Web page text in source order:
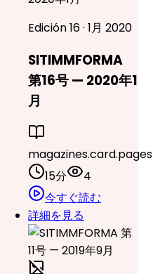
Edición 16 · 1月 2020
SITIMMFORMA
第16号 — 2020年1
月
magazines.card.pages
15分
4
今すぐ読む
詳細を見る